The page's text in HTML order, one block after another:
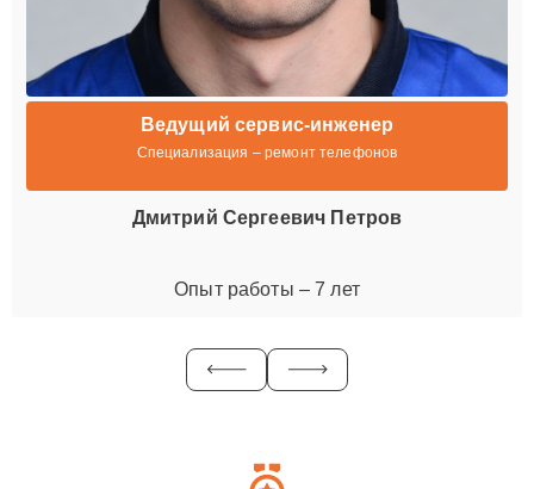
Ведущий сервис-инженер
Специализация – ремонт телефонов
Дмитрий Сергеевич Петров
Опыт работы – 7 лет